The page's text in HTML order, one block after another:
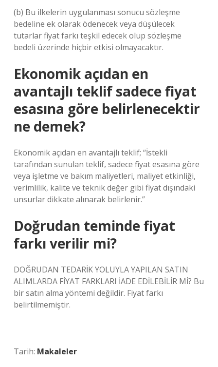
(b) Bu ilkelerin uygulanması sonucu sözleşme
bedeline ek olarak ödenecek veya düşülecek
tutarlar fiyat farkı teşkil edecek olup sözleşme
bedeli üzerinde hiçbir etkisi olmayacaktır.
Ekonomik açıdan en
avantajlı teklif sadece fiyat
esasına göre belirlenecektir
ne demek?
Ekonomik açıdan en avantajlı teklif; “İstekli
tarafından sunulan teklif, sadece fiyat esasına göre
veya işletme ve bakım maliyetleri, maliyet etkinliği,
verimlilik, kalite ve teknik değer gibi fiyat dışındaki
unsurlar dikkate alınarak belirlenir.”
Doğrudan teminde fiyat
farkı verilir mi?
DOĞRUDAN TEDARİK YOLUYLA YAPILAN SATIN
ALIMLARDA FİYAT FARKLARI İADE EDİLEBİLİR Mİ? Bu
bir satın alma yöntemi değildir. Fiyat farkı
belirtilmemiştir.
Tarih: Makaleler